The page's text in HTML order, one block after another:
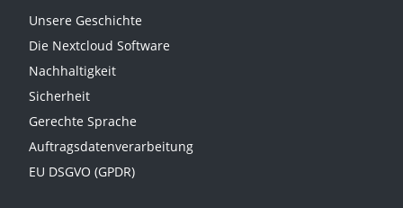
Unsere Geschichte
Die Nextcloud Software
Nachhaltigkeit
Sicherheit
Gerechte Sprache
Auftragsdatenverarbeitung
EU DSGVO (GPDR)